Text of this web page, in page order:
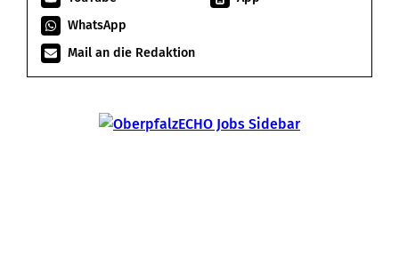
WhatsApp
Mail an die Redaktion